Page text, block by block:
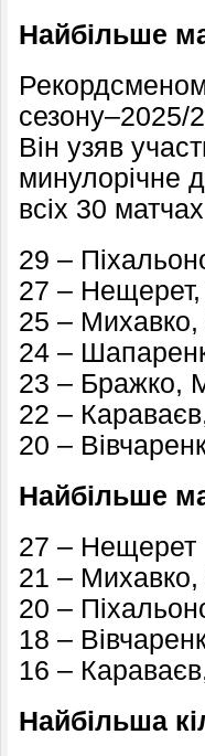
Найбільше
сезону–2025/
Він узяв
минулорічне
всіх 30
29 –
27 –
25 – Михавко,
24 –
23 – Бражко,
22 –
20 –
Найбільше
27 – Нещерет
21 –
20 –
18 –
16 –
Найбільша